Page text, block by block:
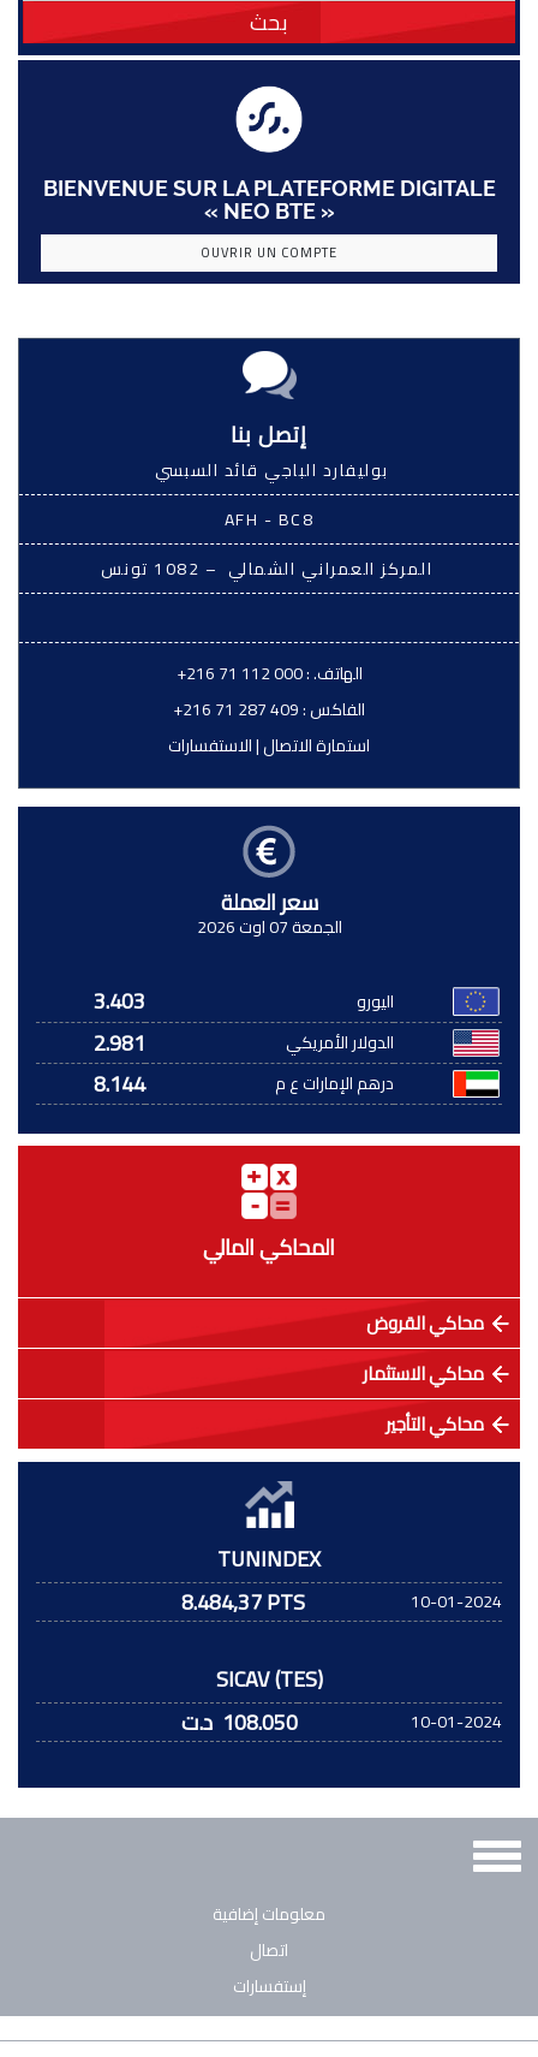
بحث
BIENVENUE SUR LA PLATEFORME DIGITALE
« NEO BTE »
OUVRIR UN COMPTE
إتصل بنا
بوليفارد الباجي قائد السبسي
AFH - BC8
المركز العمراني الشمالي – 1082 تونس
الهاتف. :+216 71 112 000
الفاكس :+216 71 287 409
استمارة الاتصال|الاستفسارات
سعر العملة
الجمعة 07 اوت 2026
اليورو 3.403
الدولار الأمريكي 2.981
درهم الإمارات ع م 8.144
المحاكي المالي
محاكي القروض
محاكي الاستثمار
محاكي التأجير
TUNINDEX
10-01-2024
8.484,37 PTS
SICAV (TES)
10-01-2024
108.050 د.ت
Toggle
navigation
معلومات إضافية
اتصال
إستفسارات